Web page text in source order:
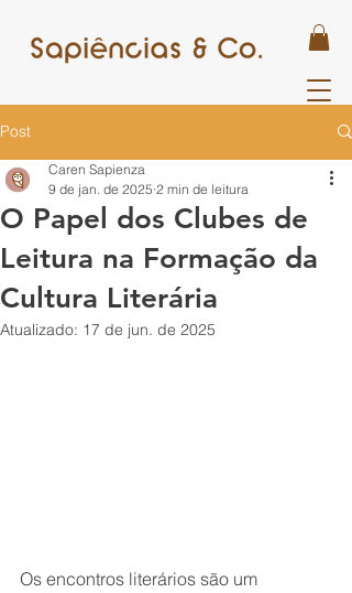
Post
O Papel dos Clubes de
Leitura na Formação da
Cultura Literária
Caren Sapienza
9 de jan. de 2025 2 min de leitura
Atualizado: 17 de jun. de 2025
Os encontros literários são um